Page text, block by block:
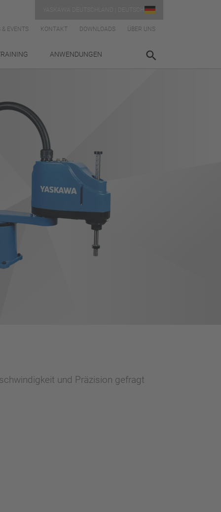
& EVENTS KONTAKT DOWNLOADS ÜBER UNS
ANWENDUNGEN
und Präzision gefragt